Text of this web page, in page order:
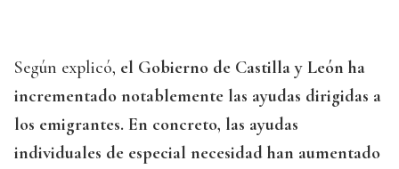
Según explicó, el Gobierno de Castilla y León ha
incrementado notablemente las ayudas dirigidas a
los emigrantes. En concreto, las ayudas
individuales de especial necesidad han aumentado